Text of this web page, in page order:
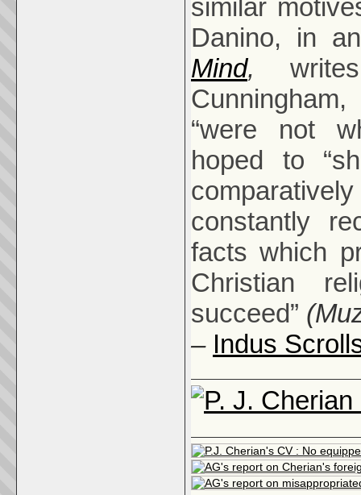
similar
Danino, in
Mind,
“were not
hoped to
constantly
facts which
Christian
succeed”
– Indus